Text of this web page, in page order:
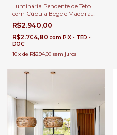
Luminária Pendente de Teto
com Cúpula Bege e Madeira
Natural Ø60x39cm Redondo
Lâmpada E-27 Para Área
Gourmet | Linha Carimbó
R$2.940,00
R$2.704,80 com PIX • TED •
DOC
10 x de R$294,00 sem juros